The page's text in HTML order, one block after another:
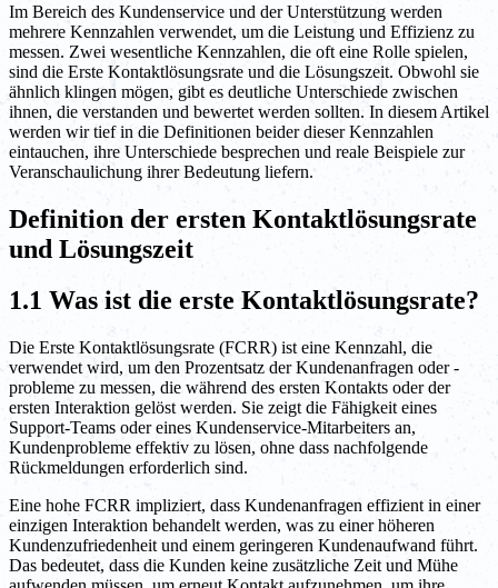
Im Bereich des Kundenservice und der Unterstützung werden
mehrere Kennzahlen verwendet, um die Leistung und Effizienz zu
messen. Zwei wesentliche Kennzahlen, die oft eine Rolle spielen,
sind die Erste Kontaktlösungsrate und die Lösungszeit. Obwohl sie
ähnlich klingen mögen, gibt es deutliche Unterschiede zwischen
ihnen, die verstanden und bewertet werden sollten. In diesem Artikel
werden wir tief in die Definitionen beider dieser Kennzahlen
eintauchen, ihre Unterschiede besprechen und reale Beispiele zur
Veranschaulichung ihrer Bedeutung liefern.
Definition der ersten Kontaktlösungsrate
und Lösungszeit
1.1 Was ist die erste Kontaktlösungsrate?
Die Erste Kontaktlösungsrate (FCRR) ist eine Kennzahl, die
verwendet wird, um den Prozentsatz der Kundenanfragen oder -
probleme zu messen, die während des ersten Kontakts oder der
ersten Interaktion gelöst werden. Sie zeigt die Fähigkeit eines
Support-Teams oder eines Kundenservice-Mitarbeiters an,
Kundenprobleme effektiv zu lösen, ohne dass nachfolgende
Rückmeldungen erforderlich sind.
Eine hohe FCRR impliziert, dass Kundenanfragen effizient in einer
einzigen Interaktion behandelt werden, was zu einer höheren
Kundenzufriedenheit und einem geringeren Kundenaufwand führt.
Das bedeutet, dass die Kunden keine zusätzliche Zeit und Mühe